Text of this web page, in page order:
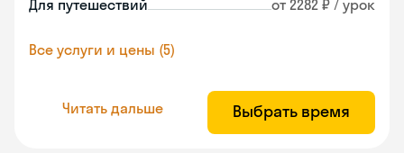
Для путешествий от 2282 ₽ / урок
Все услуги и цены (5)
Читать дальше Выбрать время